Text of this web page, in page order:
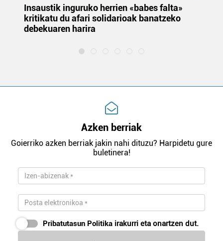
Insaustik inguruko herrien «babes falta»
kritikatu du afari solidarioak banatzeko
debekuaren harira
Azken berriak
Goierriko azken berriak jakin nahi dituzu? Harpidetu gure
buletinera!
Pribatutasun Politika irakurri eta onartzen dut.